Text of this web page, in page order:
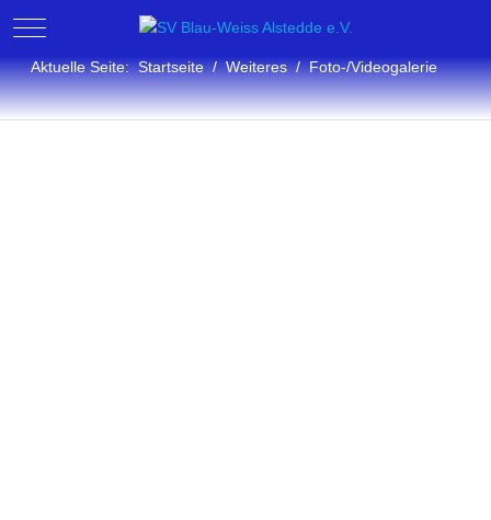
Mobile Menu Toggle
Aktuelle Seite:Startseite Weiteres Foto-/Videogalerie